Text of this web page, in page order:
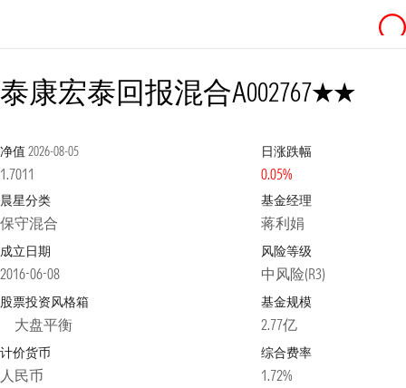
泰康宏泰回报混合A002767
净值 2026-08-05
1.7011
日涨跌幅
0.05%
晨星分类
保守混合
基金经理
蒋利娟
成立日期
2016-06-08
风险等级
中风险(R3)
股票投资风格箱
大盘平衡
基金规模
2.77亿
计价货币
人民币
综合费率
1.72%